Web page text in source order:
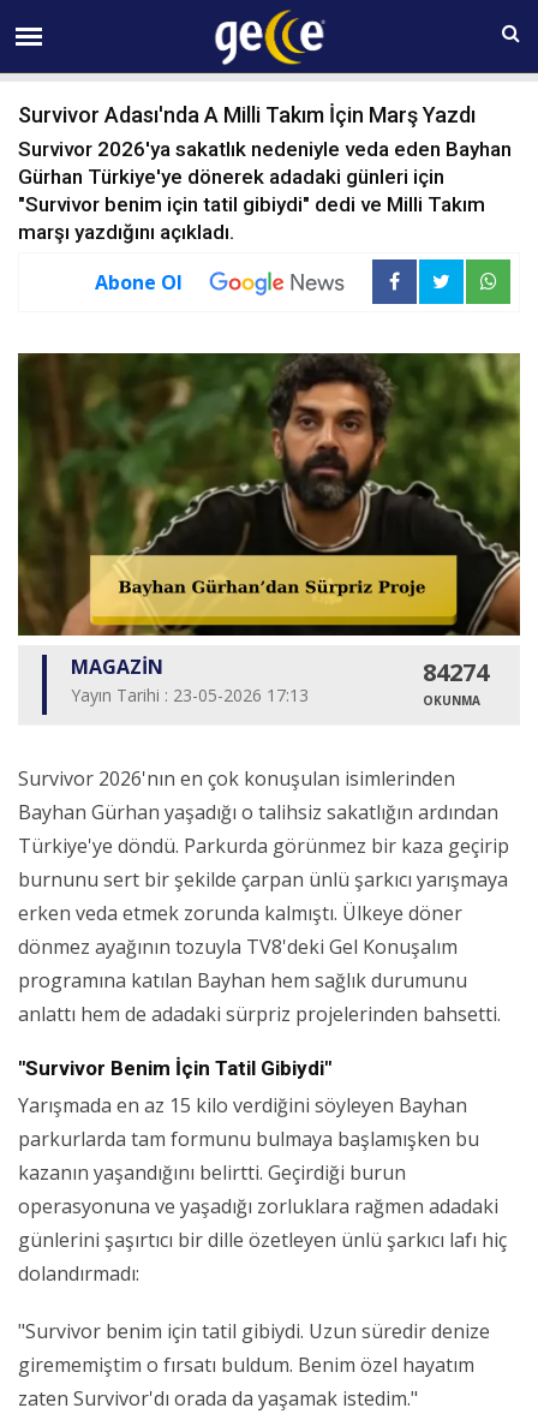
06 AĞUSTOS Perşembe 23:06
Survivor Adası'nda A Milli Takım İçin Marş Yazdı
Survivor 2026'ya sakatlık nedeniyle veda eden Bayhan
Gürhan Türkiye'ye dönerek adadaki günleri için
"Survivor benim için tatil gibiydi" dedi ve Milli Takım
marşı yazdığını açıkladı.
Abone Ol
MAGAZİN
Yayın Tarihi : 23-05-2026 17:13
84274
OKUNMA
Survivor 2026'nın en çok konuşulan isimlerinden
Bayhan Gürhan yaşadığı o talihsiz sakatlığın ardından
Türkiye'ye döndü. Parkurda görünmez bir kaza geçirip
burnunu sert bir şekilde çarpan ünlü şarkıcı yarışmaya
erken veda etmek zorunda kalmıştı. Ülkeye döner
dönmez ayağının tozuyla TV8'deki Gel Konuşalım
programına katılan Bayhan hem sağlık durumunu
anlattı hem de adadaki sürpriz projelerinden bahsetti.
"Survivor Benim İçin Tatil Gibiydi"
Yarışmada en az 15 kilo verdiğini söyleyen Bayhan
parkurlarda tam formunu bulmaya başlamışken bu
kazanın yaşandığını belirtti. Geçirdiği burun
operasyonuna ve yaşadığı zorluklara rağmen adadaki
günlerini şaşırtıcı bir dille özetleyen ünlü şarkıcı lafı hiç
dolandırmadı:
"Survivor benim için tatil gibiydi. Uzun süredir denize
girememiştim o fırsatı buldum. Benim özel hayatım
zaten Survivor'dı orada da yaşamak istedim."